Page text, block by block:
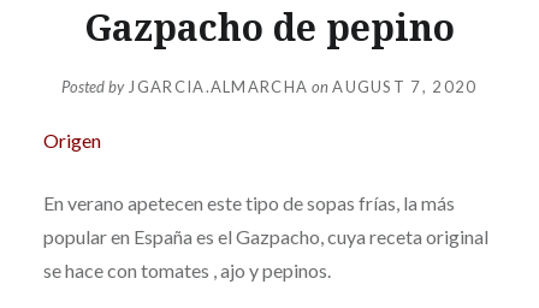
Gazpacho de pepino
Posted by JGARCIA.ALMARCHA onAUGUST 7, 2020
Origen
En verano apetecen este tipo de sopas frías, la más
popular en España es el Gazpacho, cuya receta original
se hace con tomates , ajo y pepinos.